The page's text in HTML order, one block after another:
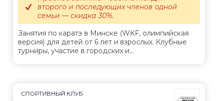
Занятия по каратэ в Минске (WKF, олимпийская
версия) для детей от 6 лет и взрослых. Клубные
турниры, участие в городских и...
второго и последующих членов одной
семьи — скидка 30%.
СПОРТИВНЫЙ КЛУБ